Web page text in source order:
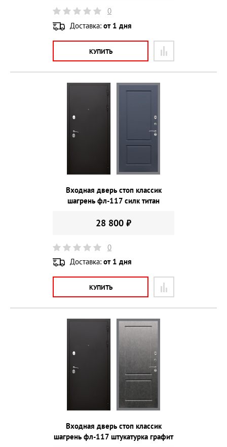
0
Доставка: от 1 дня
КУПИТЬ
Входная дверь стоп классик
шагрень фл-117 силк титан
28 800 ₽
0
Доставка: от 1 дня
КУПИТЬ
Входная дверь стоп классик
шагрень фл-117 штукатурка графит